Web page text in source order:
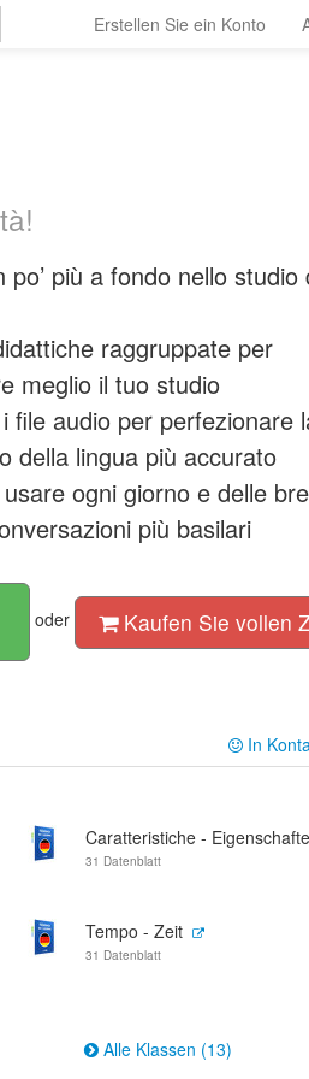
Erstellen Sie ein Konto
più a fondo nello studio
raggruppate per
meglio il tuo studio
file audio per perfezionare
della lingua più accurato
ogni giorno e delle
più basilari
oder Kaufen Sie vollen
In
Caratteristiche -
31 Datenblatt
Tempo - Zeit
31 Datenblatt
Alle Klassen (13)